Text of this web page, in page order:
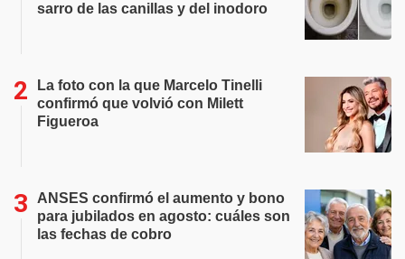
sarro de las canillas y del inodoro
La foto con la que Marcelo Tinelli
confirmó que volvió con Milett
Figueroa
ANSES confirmó el aumento y bono
para jubilados en agosto: cuáles son
las fechas de cobro